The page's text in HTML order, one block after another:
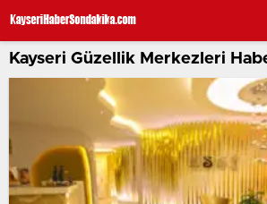
Kayseri Güzellik Merkezleri